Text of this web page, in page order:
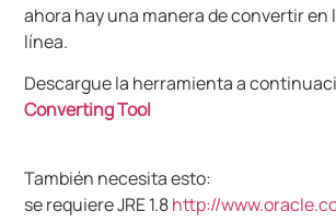
ahora hay una manera de convertir en
línea.
Descargue la herramienta a
Converting Tool
También necesita esto:
serequiereJRE1.8http://